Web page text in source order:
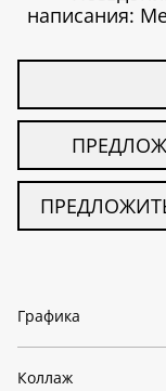
написания:
Графика
Коллаж